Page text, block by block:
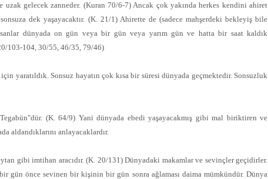
uzak gelecek zanneder. (Kuran 70/6-7) Ancak çok yakında herkes kendini ahiret
dek yaşayacaktır. (K. 21/1) Ahirette de (sadece mahşerdeki bekleyiş bile
dünyada on gün veya bir gün veya yarım gün ve hatta bir saat kaldık
103-104, 30/55, 46/35, 79/46)
yaratıldık. Sonsuz hayatın çok kısa bir süresi dünyada geçmektedir. Sonsuzluk
(K. 64/9) Yani dünyada ebedi yaşayacakmış gibi mal biriktiren ve
aldandıklarını anlayacaklardır.
gibi imtihan aracıdır. (K. 20/131) Dünyadaki makamlar ve sevinçler geçidirler.
gün önce sevinen bir kişinin bir gün sonra ağlaması daima mümkündür. Dünya